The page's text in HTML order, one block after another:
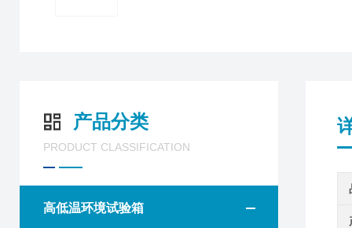
产品分类
PRODUCT CLASSIFICATION
高低温环境试验箱